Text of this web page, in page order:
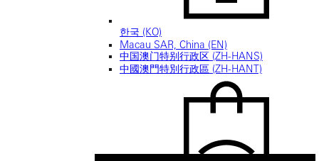
한국 (KO)
Macau SAR, China (EN)
中国澳门特别行政区 (ZH-HANS)
中國澳門特別行政區 (ZH-HANT)